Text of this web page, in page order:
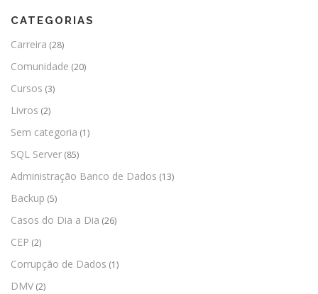
CATEGORIAS
Carreira (28)
Comunidade (20)
Cursos (3)
Livros (2)
Sem categoria (1)
SQL Server (85)
Administração Banco de Dados (13)
Backup (5)
Casos do Dia a Dia (26)
CEP (2)
Corrupção de Dados (1)
DMV (2)